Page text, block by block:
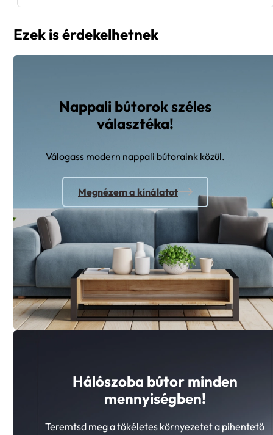
Ezek is érdekelhetnek
Nappali bútorok széles
választéka!
Válogass modern nappali bútoraink közül.
Megnézem a kínálatot
Hálószoba bútor minden
mennyiségben!
Teremtsd meg a tökéletes környezetet a pihentető